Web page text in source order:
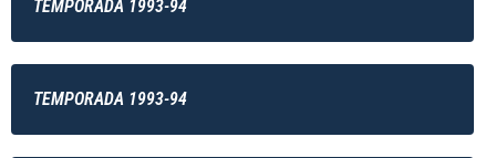
TEMPORADA 1993-94
TEMPORADA 1993-94